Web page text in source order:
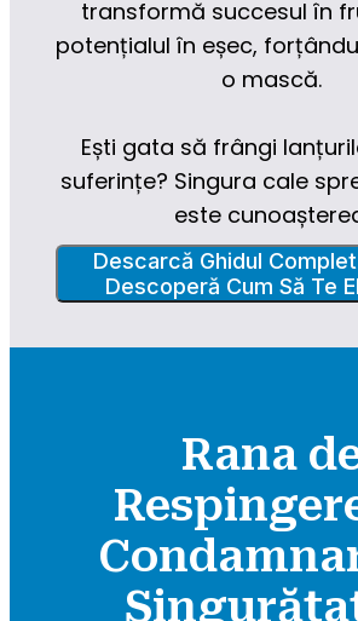
transformă succesul în
potențialul în eșec,
o mască.
Ești gata să frângi
suferințe? Singura cale
este
Descarcă Ghidul
Descoperă Cum Să Te
Rana